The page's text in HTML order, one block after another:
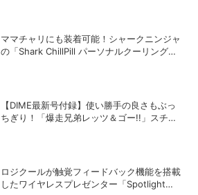
ママチャリにも装着可能！シャークニンジャ
の「Shark ChillPill パーソナルクーリングフ
【DIME最新号付録】使い勝手の良さもぶっ
ちぎり！「爆走兄弟レッツ＆ゴー!!」スチー
ロジクールが触覚フィードバック機能を搭載
したワイヤレスプレゼンター「Spotlight